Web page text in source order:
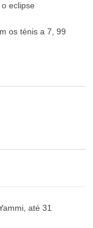
eclipse
os ténis a 7, 99
até 31